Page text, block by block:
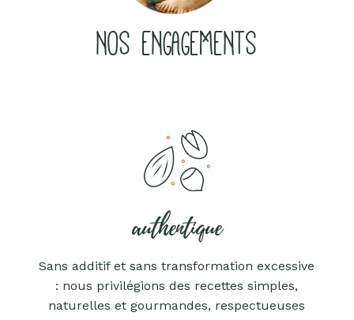
NOS ENGAGEMENTS
authentique
Sans additif et sans transformation excessive
: nous privilégions des recettes simples,
naturelles et gourmandes, respectueuses